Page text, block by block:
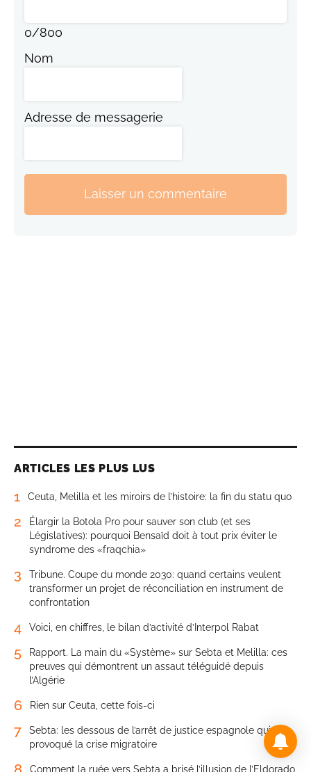
0/800
Nom
Adresse de messagerie
Laisser un commentaire
ARTICLES LES PLUS LUS
1 Ceuta, Melilla et les miroirs de l’histoire: la fin du statu quo
2
Élargir la Botola Pro pour sauver son club (et ses
Législatives): pourquoi Bensaïd doit à tout prix éviter le
syndrome des «fraqchia»
3
Tribune. Coupe du monde 2030: quand certains veulent
transformer un projet de réconciliation en instrument de
confrontation
4 Voici, en chiffres, le bilan d’activité d’Interpol Rabat
5
Rapport. La main du «Système» sur Sebta et Melilla: ces
preuves qui démontrent un assaut téléguidé depuis
l’Algérie
6 Rien sur Ceuta, cette fois-ci
7
Sebta: les dessous de l’arrêt de justice espagnole qui a
provoqué la crise migratoire
Comment la ruée vers Sebta a brisé l’illusion de l’Eldorado